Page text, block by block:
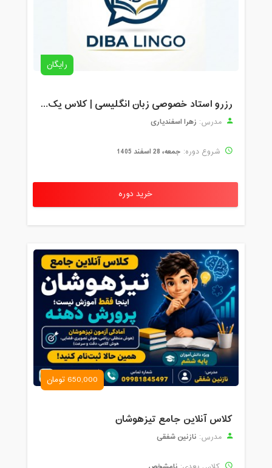
رایگان
رزرو استاد خصوصی زبان انگلیسی | کلاس یک‌نفره با زهرا اسفندیاری + مشاوره رایگان
مدرس: زهرا اسفندیاری
شروع دوره: جمعه، 28 اسفند 1405
خرید دوره
650,000 تومان
کلاس آنلاین جامع تیزهوشان
مدرس: نازنین شفقی